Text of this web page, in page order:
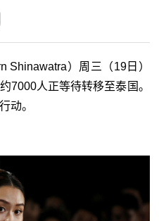
Shinawatra）周三（19日）
7000人正等待转移至泰国。
动。